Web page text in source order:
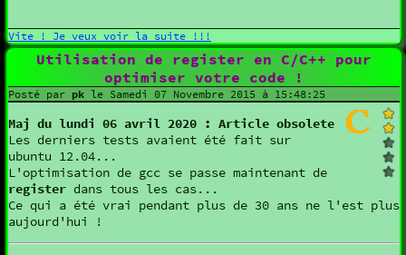
Vite ! Je veux voir la suite !!!
Utilisation de register en C/C++ pour
optimiser votre code !
Posté par pk le Samedi 07 Novembre 2015 à 15:48:25
Maj du lundi 06 avril 2020 : Article obsolete
Les derniers tests avaient été fait sur
ubuntu 12.04...
L'optimisation de gcc se passe maintenant de
register dans tous les cas...
Ce qui a été vrai pendant plus de 30 ans ne l'est plus
aujourd'hui !